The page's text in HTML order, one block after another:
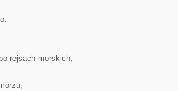
rejsach morskich,